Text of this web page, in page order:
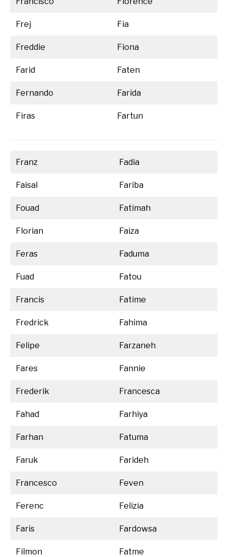
Frej Fia
Freddie Fiona
Farid Faten
Fernando Farida
Firas Fartun
Franz Fadia
Faisal Fariba
Fouad Fatimah
Florian Faiza
Feras Faduma
Fuad Fatou
Francis Fatime
Fredrick Fahima
Felipe Farzaneh
Fares Fannie
Frederik Francesca
Fahad Farhiya
Farhan Fatuma
Faruk Farideh
Francesco Feven
Ferenc Felizia
Faris Fardowsa
Filmon Fatme